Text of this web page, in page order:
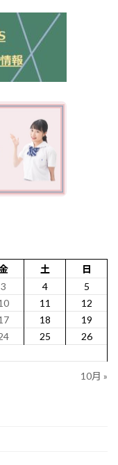
土
日
3 4
5
11
12
18
19
25
26
10月 »